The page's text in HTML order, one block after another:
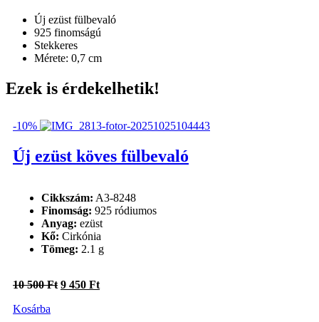
Új ezüst fülbevaló
925 finomságú
Stekkeres
Mérete: 0,7 cm
Ezek is érdekelhetik!
-10%
Új ezüst köves fülbevaló
Cikkszám: A3-8248
Finomság: 925 ródiumos
Anyag: ezüst
Kő: Cirkónia
Tömeg: 2.1 g
10 500Ft Original
9 450 FtCurrent
Kosárba